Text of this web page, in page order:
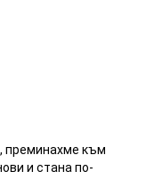
преминахме към
и стана по-